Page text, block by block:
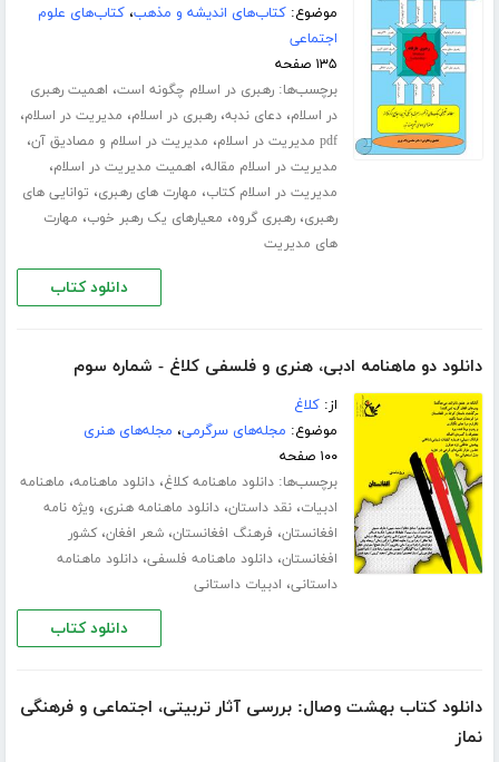
موضوع:کتاب‌های اندیشه و مذهب،کتاب‌های علوم
اجتماعی
۱۳۵ صفحه
برچسب‌ها:رهبری در اسلام چگونه است، اهمیت رهبری
در اسلام،دعای ندبه،رهبری در اسلام، مدیریت در اسلام،
pdf مدیریت در اسلام ، مدیریت در اسلام و مصادیق آن،
مدیریت در اسلام مقاله، اهمیت مدیریت در اسلام،
مدیریت در اسلام کتاب، مهارت های رهبری، توانایی های
رهبری،رهبری گروه، معیارهای یک رهبر خوب، مهارت
های مدیریت
دانلود کتاب
دانلود دو ماهنامه ادبی، هنری و فلسفی کلاغ - شماره سوم
از:کلاغ
موضوع: مجله‌های سرگرمی، مجله‌های هنری
۱۰۰ صفحه
برچسب‌ها:دانلود ماهنامه کلاغ،دانلود ماهنامه، ماهنامه
ادبیات،نقد داستان،دانلود ماهنامه هنری، ویژه نامه
افغانستان، فرهنگ افغانستان،شعر افغان،کشور
افغانستان،دانلود ماهنامه فلسفی،دانلود ماهنامه
داستانی، ادبیات داستانی
دانلود کتاب
دانلود کتاب بهشت وصال: بررسی آثار تربیتی، اجتماعی و فرهنگی
نماز